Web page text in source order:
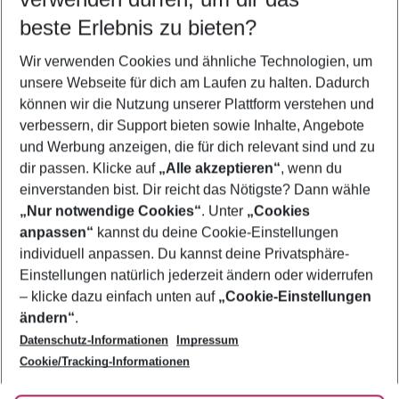
5-8 Nächte
2 Erwachsene Keine Kinder
Mehr Filter anzeigen
Footer
Footer navigation
Über uns
AGB
Bestpreisgarantie
Cookie-Einstellungen ändern
Cookie-Richtlinie
Agenturbetreuung
Barrierefreies Reisen
Folge uns
beste Erlebnis zu bieten?
Wir verwenden Cookies und ähnliche Technologien, um
unsere Webseite für dich am Laufen zu halten. Dadurch
können wir die Nutzung unserer Plattform verstehen und
verbessern, dir Support bieten sowie Inhalte, Angebote
und Werbung anzeigen, die für dich relevant sind und zu
dir passen. Klicke auf „Alle akzeptieren“, wenn du
einverstanden bist. Dir reicht das Nötigste? Dann wähle
„Nur notwendige Cookies“. Unter „Cookies
anpassen“ kannst du deine Cookie-Einstellungen
individuell anpassen. Du kannst deine Privatsphäre-
Einstellungen natürlich jederzeit ändern oder widerrufen
– klicke dazu einfach unten auf „Cookie-Einstellungen
ändern“.
Datenschutz-Informationen
Impressum
Cookie/Tracking-Informationen